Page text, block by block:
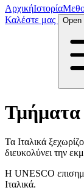
ΑρχικήΙστορία
Καλέστε μας
Open
Τμήματα
Τα Ιταλικά
διευκολύνει την
Η UNESCO
Ιταλικά.